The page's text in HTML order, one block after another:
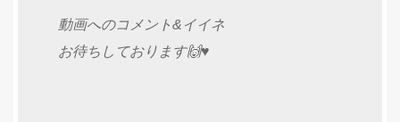
動画へのコメント&イイネ
お待ちしております🙌♥️